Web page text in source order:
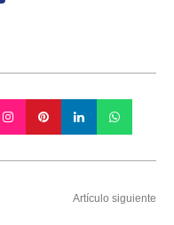
Artículo siguiente